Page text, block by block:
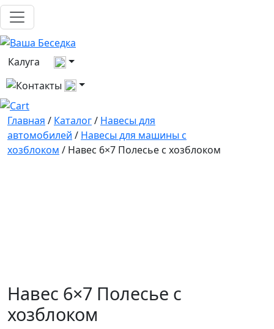
Калуга
Выберите город
Все контакты
Главная / Каталог/ Навесы для
автомобилей / Навесы для машины с
хозблоком / Навес 6×7 Полесье с хозблоком
Навес 6×7 Полесье с
хозблоком